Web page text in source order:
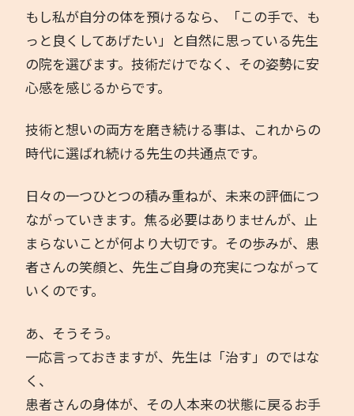
もし私が自分の体を預けるなら、「この手で、も
っと良くしてあげたい」と自然に思っている先生
の院を選びます。技術だけでなく、その姿勢に安
心感を感じるからです。
技術と想いの両方を磨き続ける事は、これからの
時代に選ばれ続ける先生の共通点です。
日々の一つひとつの積み重ねが、未来の評価につ
ながっていきます。焦る必要はありませんが、止
まらないことが何より大切です。その歩みが、患
者さんの笑顔と、先生ご自身の充実につながって
いくのです。
あ、そうそう。
一応言っておきますが、先生は「治す」のではな
く、
患者さんの身体が、その人本来の状態に戻るお手